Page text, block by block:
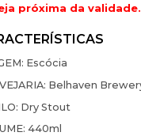
próxima da
Escócia
Belhaven
Dry Stout
440ml